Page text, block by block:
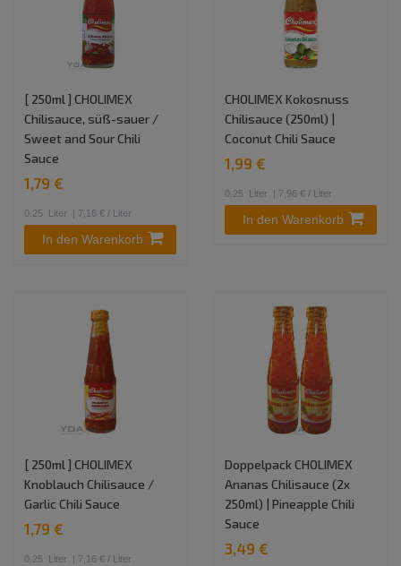
[ 250ml ] CHOLIMEX
Chilisauce, süß-sauer /
Sweet and Sour Chili
Sauce
1,79 €
0.25 Liter | 7,16 € / Liter
In den Warenkorb
CHOLIMEX Kokosnuss
Chilisauce (250ml) |
Coconut Chili Sauce
1,99 €
0.25 Liter | 7,96 € / Liter
In den Warenkorb
[ 250ml ] CHOLIMEX
Knoblauch Chilisauce /
Garlic Chili Sauce
1,79 €
0.25 Liter | 7,16 € / Liter
Doppelpack CHOLIMEX
Ananas Chilisauce (2x
250ml) | Pineapple Chili
Sauce
3,49 €